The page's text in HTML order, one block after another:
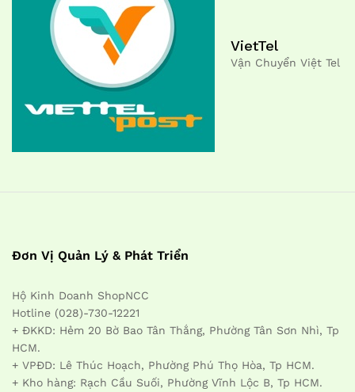
VietTel
Vận Chuyển Việt Tel
Đơn Vị Quản Lý & Phát Triển
Hộ Kinh Doanh ShopNCC
Hotline (028)-730-12221
+ ĐKKD: Hẻm 20 Bờ Bao Tân Thắng, Phường Tân Sơn Nhì, Tp
HCM.
+ VPĐD: Lê Thúc Hoạch, Phường Phú Thọ Hòa, Tp HCM.
+ Kho hàng: Rạch Cầu Suối, Phường Vĩnh Lộc B, Tp HCM.